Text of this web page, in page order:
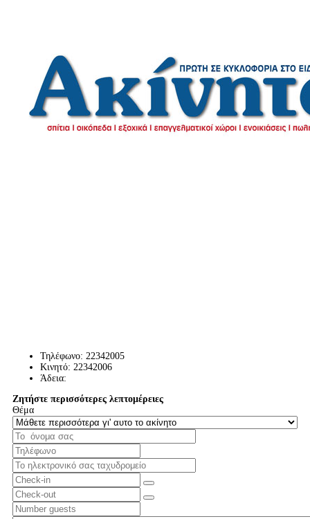
Τηλέφωνο: 22342005
Κινητό: 22342006
Άδεια:
Ζητήστε περισσότερες λεπτομέρειες
Θέμα